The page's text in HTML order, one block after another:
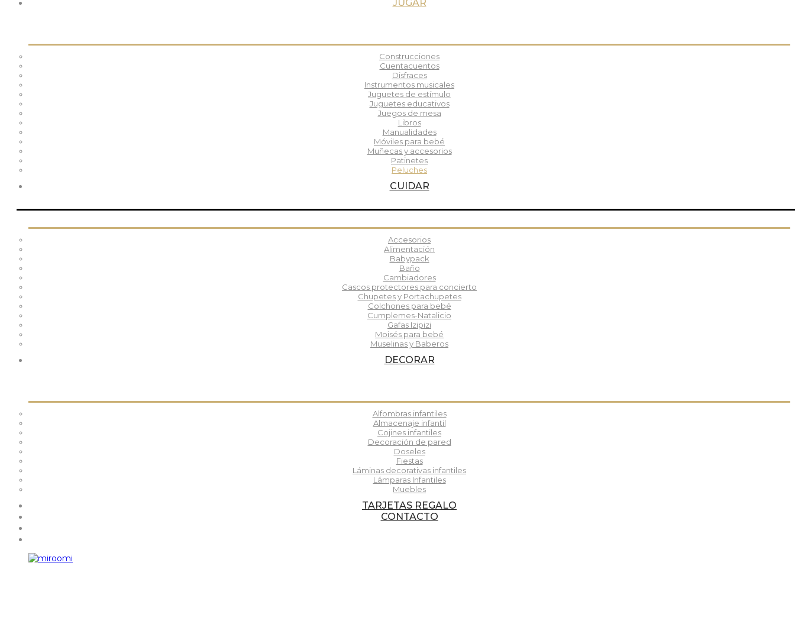
JUGAR
Construcciones
Cuentacuentos
Disfraces
Instrumentos musicales
Juguetes de estímulo
Juguetes educativos
Juegos de mesa
Libros
Manualidades
Móviles para bebé
Muñecas y accesorios
Patinetes
Peluches
CUIDAR
Accesorios
Alimentación
Babypack
Baño
Cambiadores
Cascos protectores para concierto
Chupetes y Portachupetes
Colchones para bebé
Cumplemes-Natalicio
Gafas Izipizi
Moisés para bebé
Muselinas y Baberos
DECORAR
Alfombras infantiles
Almacenaje infantil
Cojines infantiles
Decoración de pared
Doseles
Fiestas
Láminas decorativas infantiles
Lámparas Infantiles
Muebles
TARJETAS REGALO
CONTACTO